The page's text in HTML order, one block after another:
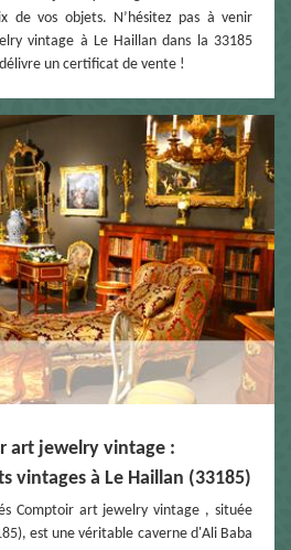
de vos objets. N’hésitez pas à venir
vintage à Le Haillan dans la 33185
un certificat de vente !
art jewelry vintage :
vintages à Le Haillan (33185)
Comptoir art jewelry vintage , située
est une véritable caverne d'Ali Baba